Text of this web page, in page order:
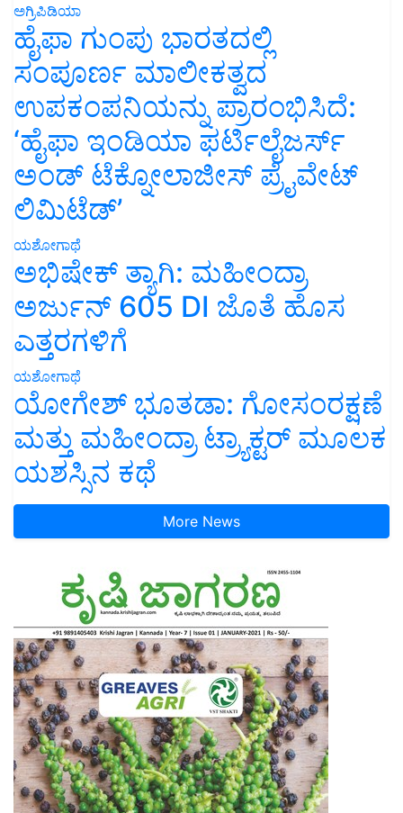
ಅಗ್ರಿಪಿಡಿಯಾ
ಹೈಫಾ ಗುಂಪು ಭಾರತದಲ್ಲಿ
ಸಂಪೂರ್ಣ ಮಾಲೀಕತ್ವದ
ಉಪಕಂಪನಿಯನ್ನು ಪ್ರಾರಂಭಿಸಿದೆ:
‘ಹೈಫಾ ಇಂಡಿಯಾ ಫರ್ಟಿಲೈಜರ್ಸ್
ಅಂಡ್ ಟೆಕ್ನೋಲಾಜೀಸ್ ಪ್ರೈವೇಟ್
ಲಿಮಿಟೆಡ್’
ಯಶೋಗಾಥೆ
ಅಭಿಷೇಕ್ ತ್ಯಾಗಿ: ಮಹೀಂದ್ರಾ
ಅರ್ಜುನ್ 605 DI ಜೊತೆ ಹೊಸ
ಎತ್ತರಗಳಿಗೆ
ಯಶೋಗಾಥೆ
ಯೋಗೇಶ್ ಭೂತಡಾ: ಗೋಸಂರಕ್ಷಣೆ
ಮತ್ತು ಮಹೀಂದ್ರಾ ಟ್ರ್ಯಾಕ್ಟರ್ ಮೂಲಕ
ಯಶಸ್ಸಿನ ಕಥೆ
More News